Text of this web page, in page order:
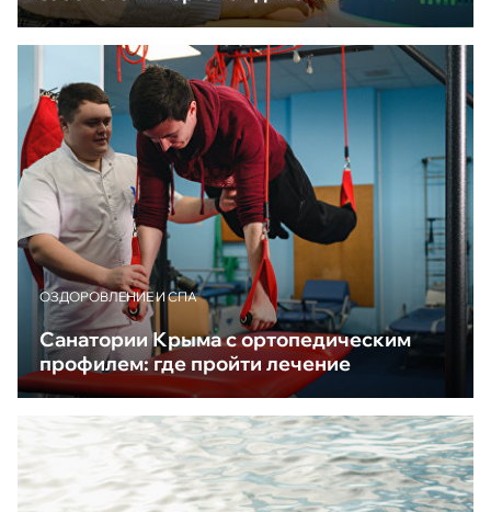
ОЗДОРОВЛЕНИЕ И СПА
Санатории Крыма с ортопедическим
профилем: где пройти лечение